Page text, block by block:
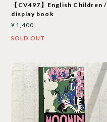
【CV497】English Children /
display book
¥1,400
SOLD OUT